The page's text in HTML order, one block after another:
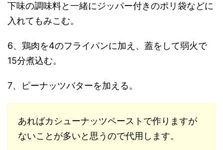
下味の調味料と一緒にジッパー付きのポリ袋などに
入れてもみこむ。
6、鶏肉を4のフライパンに加え、蓋をして弱火で
15分煮込む。
7、ピーナッツバターを加える。
あればカシューナッツペーストで作りますが
ないことが多いと思うので代用します。